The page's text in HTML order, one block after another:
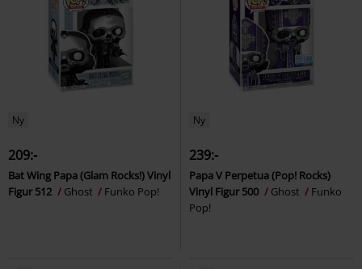
Ny
209:-
Bat Wing Papa (Glam Rocks!) Vinyl
Figur 512
Ghost Funko Pop!
Ny
239:-
Papa V Perpetua (Pop! Rocks)
Vinyl Figur 500
Ghost
Funko
Pop!